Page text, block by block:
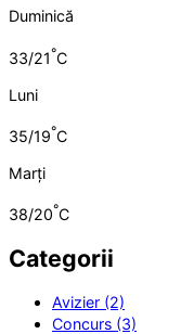
Duminică
33/21°C
Luni
35/19°C
Marți
38/20°C
Categorii
Avizier (2)
Concurs (3)